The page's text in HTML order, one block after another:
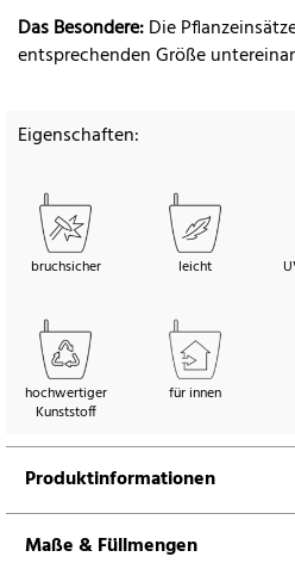
Das Besondere:Die
entsprechenden Größe
Eigenschaften:
bruchsicher leicht
hochwertiger
Kunststoff
für innen
Produktinformationen
Maße & Füllmengen